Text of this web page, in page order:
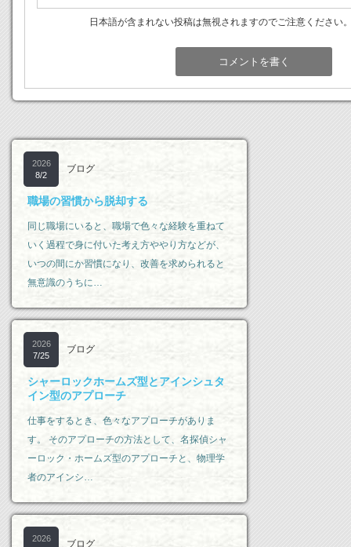
日本語が含まれない投稿は無視されますのでご注意ください
2026
8/2
ブログ
職場の習慣から脱却する
同じ職場にいると、職場で色々な経験を重ねて
いく過程で身に付いた考え方ややり方などが、
いつの間にか習慣になり、改善を求められると
無意識のうちに…
2026
7/25
ブログ
シャーロックホームズ型とアインシュタ
イン型のアプローチ
仕事をするとき、色々なアプローチがありま
す。 そのアプローチの方法として、名探偵シャ
ーロック・ホームズ型のアプローチと、物理学
者のアインシ…
2026
ブログ